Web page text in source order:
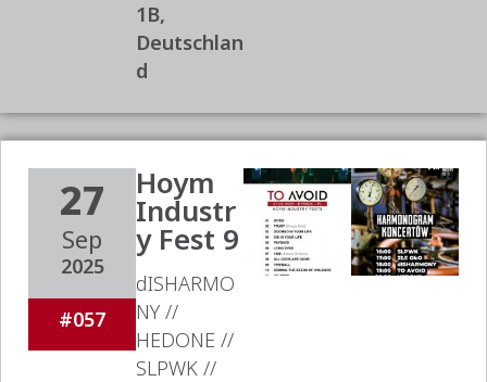
1B,
Deutschlan
d
27
Sep
2025
#057
Hoym
Industr
y Fest 9
dISHARMO
NY //
HEDONE //
SLPWK //